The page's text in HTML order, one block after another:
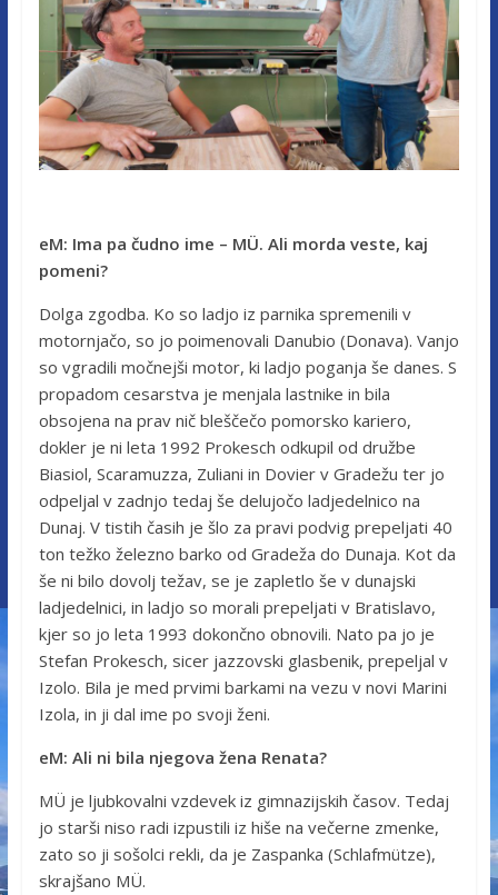
eM: Ima pa čudno ime – MÜ. Ali morda veste, kaj
pomeni?
Dolga zgodba. Ko so ladjo iz parnika spremenili v
motornjačo, so jo poimenovali Danubio (Donava). Vanjo
so vgradili močnejši motor, ki ladjo poganja še danes. S
propadom cesarstva je menjala lastnike in bila
obsojena na prav nič bleščečo pomorsko kariero,
dokler je ni leta 1992 Prokesch odkupil od družbe
Biasiol, Scaramuzza, Zuliani in Dovier v Gradežu ter jo
odpeljal v zadnjo tedaj še delujočo ladjedelnico na
Dunaj. V tistih časih je šlo za pravi podvig prepeljati 40
ton težko železno barko od Gradeža do Dunaja. Kot da
še ni bilo dovolj težav, se je zapletlo še v dunajski
ladjedelnici, in ladjo so morali prepeljati v Bratislavo,
kjer so jo leta 1993 dokončno obnovili. Nato pa jo je
Stefan Prokesch, sicer jazzovski glasbenik, prepeljal v
Izolo. Bila je med prvimi barkami na vezu v novi Marini
Izola, in ji dal ime po svoji ženi.
eM: Ali ni bila njegova žena Renata?
MÜ je ljubkovalni vzdevek iz gimnazijskih časov. Tedaj
jo starši niso radi izpustili iz hiše na večerne zmenke,
zato so ji sošolci rekli, da je Zaspanka (Schlafmütze),
skrajšano MÜ.